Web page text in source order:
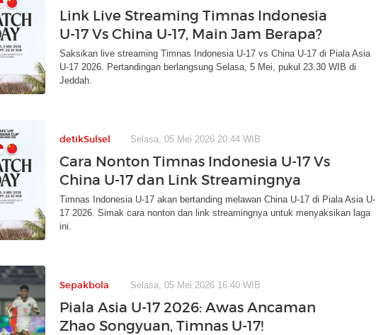
Link Live Streaming Timnas Indonesia
U-17 Vs China U-17, Main Jam Berapa?
Saksikan live streaming Timnas Indonesia U-17 vs China U-17 di Piala Asia
U-17 2026. Pertandingan berlangsung Selasa, 5 Mei, pukul 23.30 WIB di
Jeddah.
detikSulsel Selasa, 05 Mei 2026 20:44 WIB
Cara Nonton Timnas Indonesia U-17 Vs
China U-17 dan Link Streamingnya
Timnas Indonesia U-17 akan bertanding melawan China U-17 di Piala Asia U-
17 2026. Simak cara nonton dan link streamingnya untuk menyaksikan laga
ini.
Sepakbola Selasa, 05 Mei 2026 16:40 WIB
Piala Asia U-17 2026: Awas Ancaman
Zhao Songyuan, Timnas U-17!